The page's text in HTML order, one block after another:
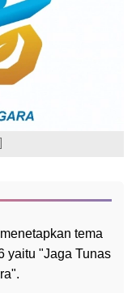
tema
yaitu "Jaga Tunas